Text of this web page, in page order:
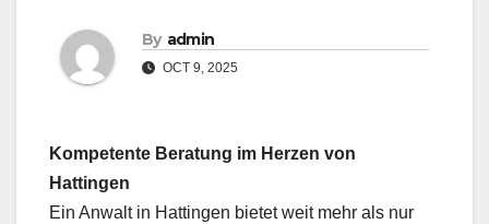
By admin
OCT 9, 2025
Kompetente Beratung im Herzen von
Hattingen
Ein Anwalt in Hattingen bietet weit mehr als nur